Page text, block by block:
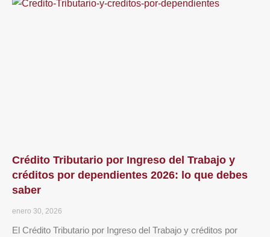
Crédito Tributario por Ingreso del Trabajo y
créditos por dependientes 2026: lo que debes
saber
enero 30, 2026
El Crédito Tributario por Ingreso del Trabajo y créditos por